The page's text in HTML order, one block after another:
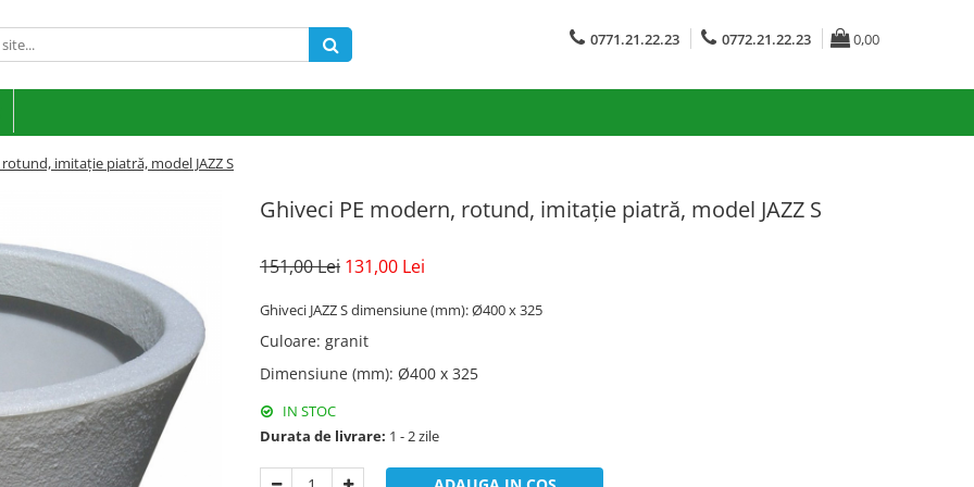
0771.21.22.23 0772.21.22.23 0,00
imitație piatră, model JAZZ S
Ghiveci PE modern, rotund, imitație piatră, model JAZZ S
151,00 Lei 131,00 Lei
Ghiveci JAZZ S dimensiune (mm): Ø400 x 325
Culoare: granit
Dimensiune (mm): Ø400 x 325
IN STOC
Durata de livrare: 1 - 2 zile